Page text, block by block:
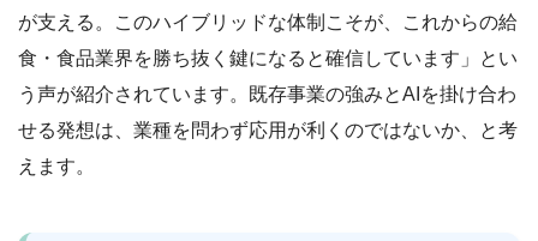
が支える。このハイブリッドな体制こそが、これからの給
食・食品業界を勝ち抜く鍵になると確信しています」とい
う声が紹介されています。既存事業の強みとAIを掛け合わ
せる発想は、業種を問わず応用が利くのではないか、と考
えます。